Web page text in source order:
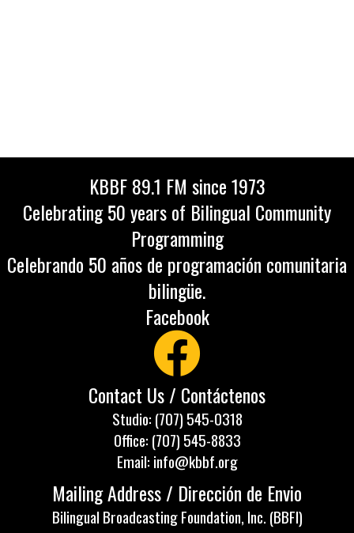
KBBF 89.1 FM since 1973
Celebrating 50 years of Bilingual Community
Programming
Celebrando 50 años de programación comunitaria
bilingüe.
Facebook
Contact Us / Contáctenos
Studio: (707) 545-0318
Office: (707) 545-8833
Email: info@kbbf.org
Mailing Address / Dirección de Envio
Bilingual Broadcasting Foundation, Inc. (BBFI)